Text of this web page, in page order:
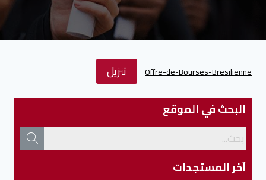
Offre-de-Bourses-Bresilienne
تنزيل
البحث في الموقع
آخر المستجدات